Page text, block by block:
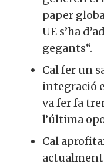
paper
UE s’ha
gegants“.
Cal fer un
integració
va fer fa
l’última
Cal